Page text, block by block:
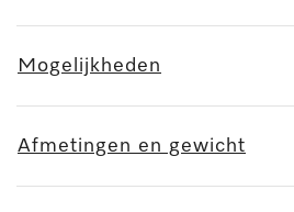
Mogelijkheden
Afmetingen en gewicht